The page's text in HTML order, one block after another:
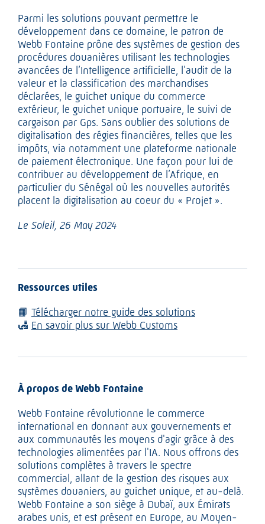
Parmi les solutions pouvant permettre le
développement dans ce domaine, le patron de
Webb Fontaine prône des systèmes de gestion des
procédures douanières utilisant les technologies
avancées de l’Intelligence artificielle, l'audit de la
valeur et la classification des marchandises
déclarées, le guichet unique du commerce
extérieur, le guichet unique portuaire, le suivi de
cargaison par Gps. Sans oublier des solutions de
digitalisation des régies financières, telles que les
impôts, via notamment une plateforme nationale
de paiement électronique. Une façon pour lui de
contribuer au développement de l’Afrique, en
particulier du Sénégal où les nouvelles autorités
placent la digitalisation au coeur du « Projet ».
Le Soleil, 26 May 2024
Ressources utiles
📙 Télécharger notre guide des solutions
🛃 En savoir plus sur Webb Customs
À propos de Webb Fontaine
Webb Fontaine révolutionne le commerce
international en donnant aux gouvernements et
aux communautés les moyens d'agir grâce à des
technologies alimentées par l'IA. Nous offrons des
solutions complètes à travers le spectre
commercial, allant de la gestion des risques aux
systèmes douaniers, au guichet unique, et au-delà.
Webb Fontaine a son siège à Dubaï, aux Émirats
arabes unis, et est présent en Europe, au Moyen-